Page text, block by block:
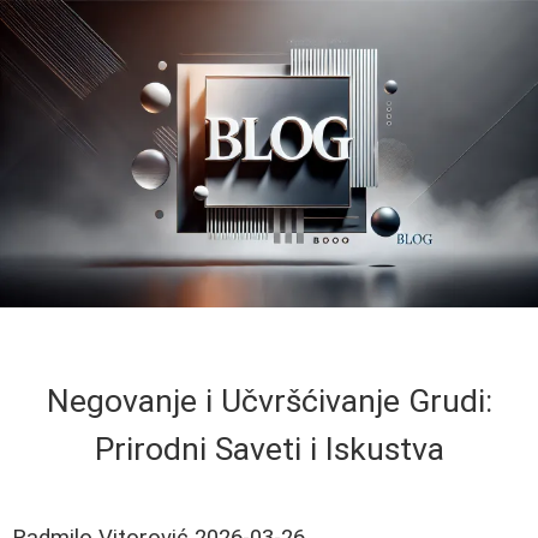
Negovanje i Učvršćivanje Grudi:
Prirodni Saveti i Iskustva